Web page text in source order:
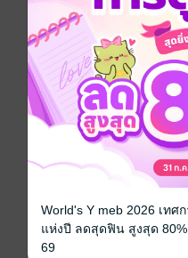
เรื่องที่คุณน่าจะส
World's Y meb 2026 เท
แห่งปี ลดสุดฟิน สูงสุด
69